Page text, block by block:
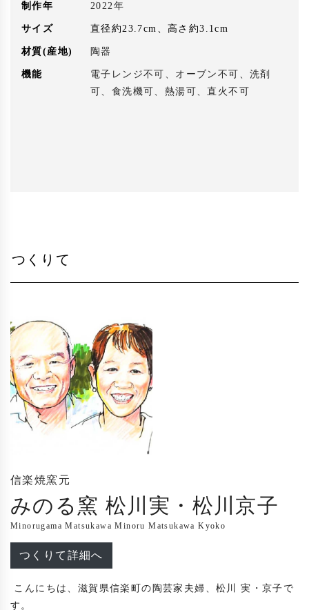
制作年 2022年
サイズ 直径約23.7cm、高さ約3.1cm
材質(産地) 陶器
機能
電子レンジ不可、オーブン不可、洗剤
可、食洗機可、熱湯可、直火不可
つくりて
信楽焼窯元
みのる窯 松川実・松川京子
Minorugama Matsukawa Minoru Matsukawa Kyoko
つくりて詳細へ
す。